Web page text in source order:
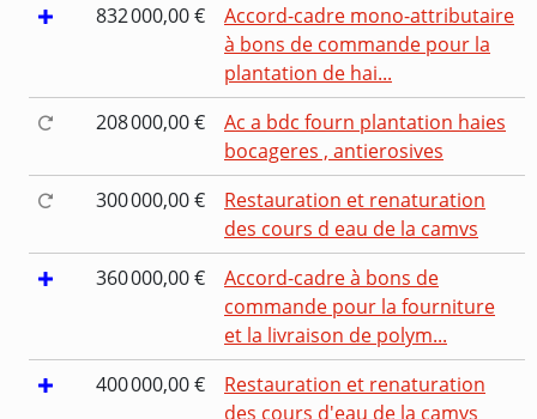
832 000,00 €
Accord-cadre mono-attributaire
à bons de commande pour la
plantation de hai...
208 000,00 €
Ac a bdc fourn plantation haies
bocageres , antierosives
300 000,00 €
Restauration et renaturation
des cours d eau de la camvs
360 000,00 €
Accord-cadre à bons de
commande pour la fourniture
et la livraison de polym...
400 000,00 €
Restauration et renaturation
des cours d'eau de la camvs